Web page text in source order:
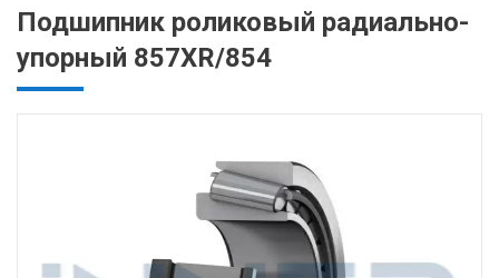
Подшипник роликовый радиально-
упорный 857XR/854